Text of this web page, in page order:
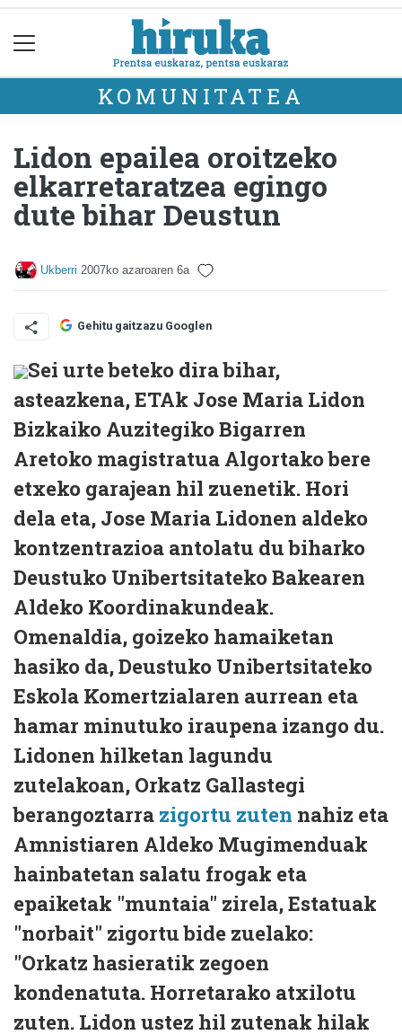
KOMUNITATEA
Lidon epailea oroitzeko
elkarretaratzea egingo
dute bihar Deustun
Ukberri 2007ko azaroaren 6a
Gehitu gaitzazu Googlen
Sei urte beteko dira bihar,
asteazkena, ETAk Jose Maria Lidon
Bizkaiko Auzitegiko Bigarren
Aretoko magistratua Algortako bere
etxeko garajean hil zuenetik. Hori
dela eta, Jose Maria Lidonen aldeko
kontzentrazioa antolatu du biharko
Deustuko Unibertsitateko Bakearen
Aldeko Koordinakundeak.
Omenaldia, goizeko hamaiketan
hasiko da, Deustuko Unibertsitateko
Eskola Komertzialaren aurrean eta
hamar minutuko iraupena izango du.
Lidonen hilketan lagundu
zutelakoan, Orkatz Gallastegi
berangoztarra zigortu zuten nahiz eta
Amnistiaren Aldeko Mugimenduak
hainbatetan salatu frogak eta
epaiketak "muntaia" zirela, Estatuak
"norbait" zigortu bide zuelako:
"Orkatz hasieratik zegoen
kondenatuta. Horretarako atxilotu
zuten. Lidon ustez hil zutenak hilak